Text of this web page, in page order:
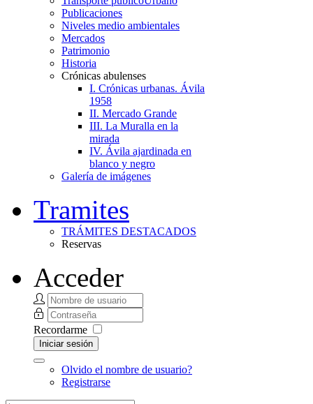
Publicaciones
Niveles medio ambientales
Mercados
Patrimonio
Historia
Crónicas abulenses
I. Crónicas urbanas. Ávila
1958
II. Mercado Grande
III. La Muralla en la
mirada
IV. Ávila ajardinada en
blanco y negro
Galería de imágenes
Tramites
TRÁMITES DESTACADOS
Reservas
Acceder
Recordarme
Iniciar sesión
Olvido el nombre de usuario?
Registrarse